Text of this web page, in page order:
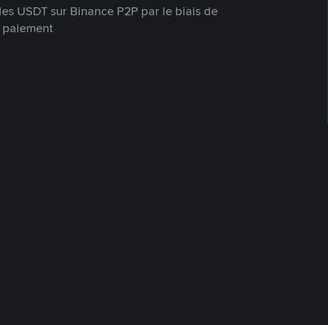
USDT sur Binance P2P par le biais de